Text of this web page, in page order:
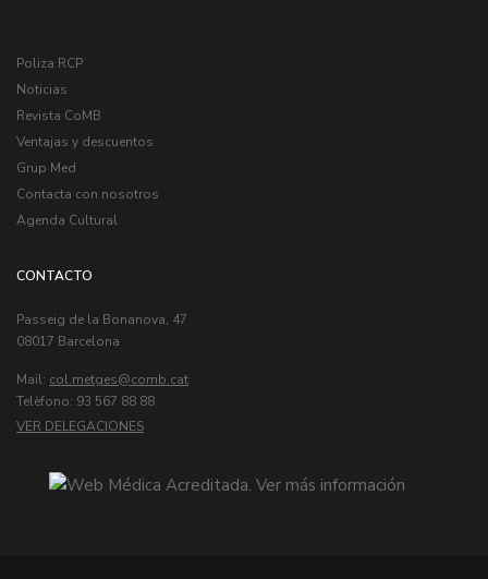
Poliza RCP
Noticias
Revista CoMB
Ventajas y descuentos
Grup Med
Contacta con nosotros
Agenda Cultural
CONTACTO
Passeig de la Bonanova, 47
08017 Barcelona
Mail: col.metges
Telèfono: 93 567 88 88
VER DELEGACIONES